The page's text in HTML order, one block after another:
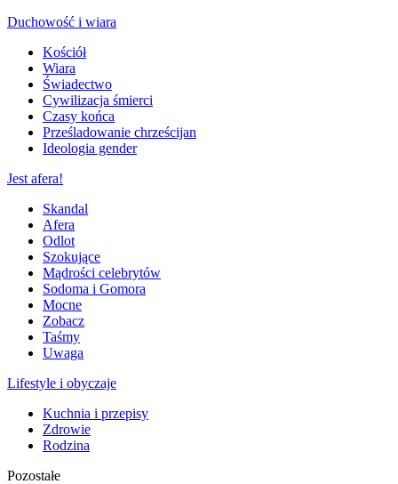
Duchowość i wiara
Kościół
Wiara
Świadectwo
Cywilizacja śmierci
Czasy końca
Prześladowanie chrześcijan
Ideologia gender
Jest afera!
Skandal
Afera
Odlot
Szokujące
Mądrości celebrytów
Sodoma i Gomora
Mocne
Zobacz
Taśmy
Uwaga
Lifestyle i obyczaje
Kuchnia i przepisy
Zdrowie
Rodzina
Pozostałe